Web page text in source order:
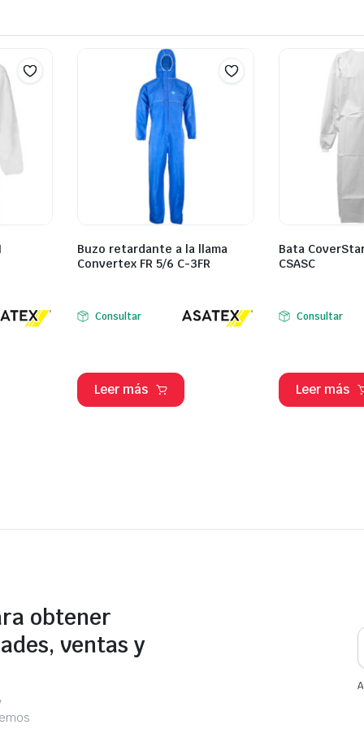
Buzo retardante a la llama
Convertex FR 5/6 C-3FR
Consultar
Leer más
Bata
CSASC
Consultar
Leer más
obtener
ventas y